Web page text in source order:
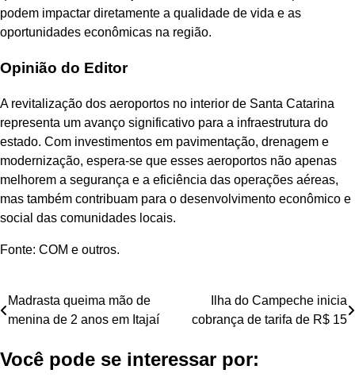
podem impactar diretamente a qualidade de vida e as
oportunidades econômicas na região.
Opinião do Editor
A revitalização dos aeroportos no interior de Santa Catarina
representa um avanço significativo para a infraestrutura do
estado. Com investimentos em pavimentação, drenagem e
modernização, espera-se que esses aeroportos não apenas
melhorem a segurança e a eficiência das operações aéreas,
mas também contribuam para o desenvolvimento econômico e
social das comunidades locais.
Fonte: COM e outros.
Navegação
Post
Madrasta queima mão de
menina de 2 anos em Itajaí
Ilha do Campeche inicia
cobrança de tarifa de R$ 15
Você pode se interessar por: